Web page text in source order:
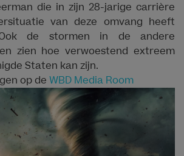
die in zijn 28-jarige carrière
van deze omvang heeft
Ook de stormen in de andere
zien hoe verwoestend extreem
Staten kan zijn.
op de WBD Media Room